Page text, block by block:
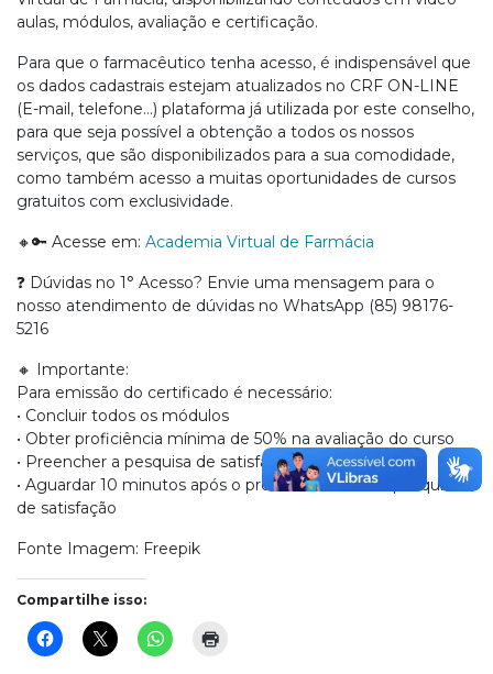
aulas, módulos, avaliação e certificação.
Para que o farmacêutico tenha acesso, é indispensável que
os dados cadastrais estejam atualizados no CRF ON-LINE
(E-mail, telefone…) plataforma já utilizada por este conselho,
para que seja possível a obtenção a todos os nossos
serviços, que são disponibilizados para a sua comodidade,
como também acesso a muitas oportunidades de cursos
gratuitos com exclusividade.
🔸🔑 Acesse em: Academia Virtual de Farmácia
❓ Dúvidas no 1° Acesso? Envie uma mensagem para o
nosso atendimento de dúvidas no WhatsApp (85) 98176-
5216
🔸 Importante:
Para emissão do certificado é necessário:
• Concluir todos os módulos
• Obter proficiência mínima de 50% na avaliação do curso
• Preencher a pesquisa de satisfação
• Aguardar 10 minutos após o preenchimento da pesquisa
de satisfação
Fonte Imagem: Freepik
Compartilhe isso: